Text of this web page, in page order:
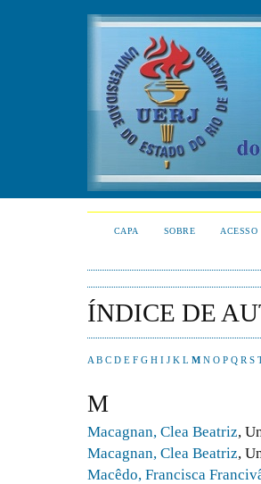
CAPA SOBRE ACESSO
ÍNDICE DE
A B C D E F G H I J K L M N O P Q R S
M
Macagnan, Clea Beatriz,
Macagnan, Clea Beatriz,
Macêdo, Francisca